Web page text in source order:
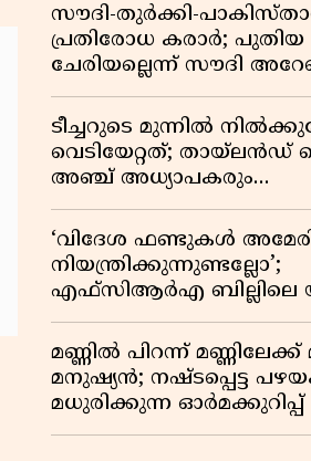
സൗദി-തുർക്കി-
പ്രതിരോധ കരാർ;
ചേരിയല്ലെന്ന് സൗദി
വിമർശനവുമായി ഇറാൻ
ടീച്ചറുടെ മുന്നിൽ
വെടിയേറ്റത്; തായ്‌ലൻഡ്
അഞ്ച് അധ്യാപകരും
മുത്തശ്ശീമുത്തശ്ശന്മാരും
മരണസംഖ്യ 7;
വെളിപ്പെടുത്തലുകൾ
‘വിദേശ ഫണ്ടുകൾ
നിയന്ത്രിക്കുന്നുണ്ടല്ലോ’;
എഫ്സിആർഎ
വിമർശനങ്ങൾക്ക്
മണ്ണിൽ പിറന്ന്
മനുഷ്യൻ; നഷ്ടപ്പെട്ട
മധുരിക്കുന്ന ഓർമക്കുറിപ്പ്